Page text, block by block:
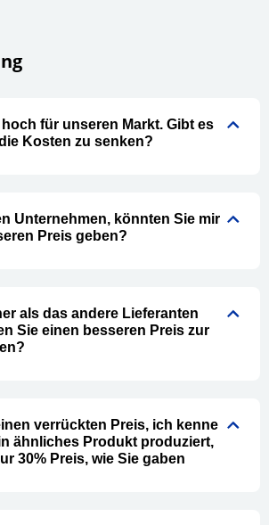
für unseren Markt. Gibt es
Kosten zu senken?
Unternehmen, könnten Sie mir
Preis geben?
als das andere Lieferanten
Sie einen besseren Preis zur
verrückten Preis, ich kenne
ähnliches Produkt produziert,
30% Preis, wie Sie gaben